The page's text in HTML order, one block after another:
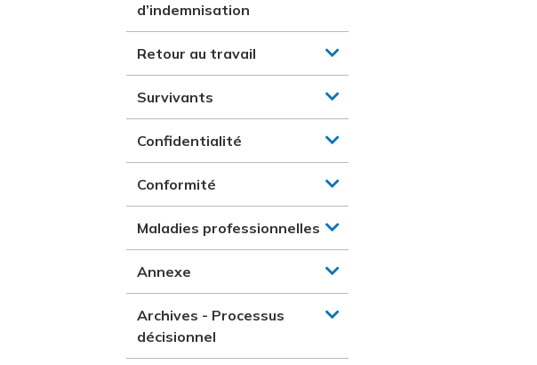
d’indemnisation
Retour au travail
Survivants
Confidentialité
Conformité
Maladies professionnelles
Annexe
Archives - Processus
décisionnel